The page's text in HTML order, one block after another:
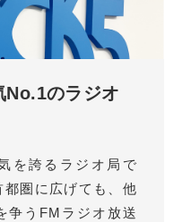
No.1のラジオ
を誇るラジオ局で
圏に広げても、他
争うFMラジオ放送